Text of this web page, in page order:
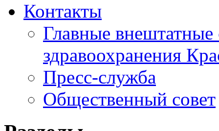
Контакты
Главные внештатные
здравоохранения
Пресс-служба
Общественный совет